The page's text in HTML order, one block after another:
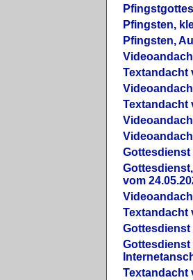
Pfingsten,
Pfingsten,
Textandacht
Textandacht
Gottesdienst
vom
Textandacht
Gottesdienst
Gottesdienst
Textandacht